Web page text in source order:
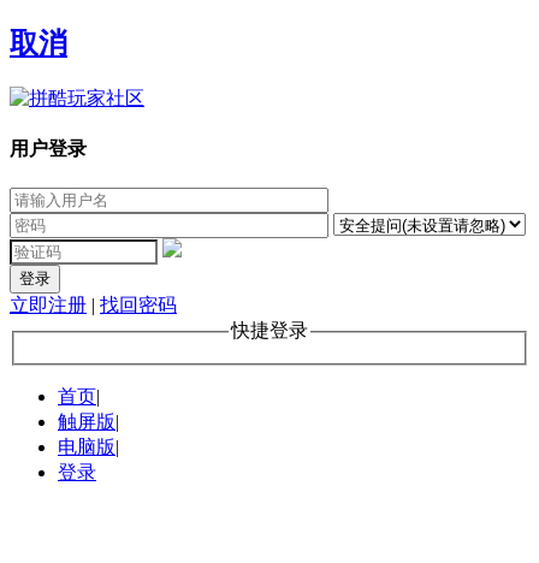
取消
用户登录
登录
立即注册 | 找回密码
快捷登录
首页|
触屏版|
电脑版|
登录